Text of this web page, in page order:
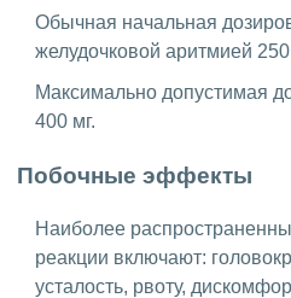
Обычная начальная
желудочковой аритмией
Максимально допустимая
400 мг.
Побочные эффекты
Наиболее
реакции включают:
усталость, рвоту,